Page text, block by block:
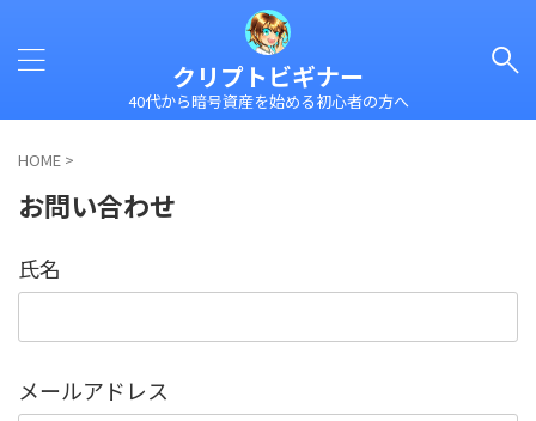
クリプトビギナー
40代から暗号資産を始める初心者の方へ
HOME >
お問い合わせ
氏名
メールアドレス